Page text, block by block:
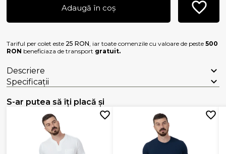
Adaugă în coș
Tariful per colet este 25 RON, iar toate comenzile cu valoare de peste500
RON beneficiaza de transport gratuit.
Descriere
Specificații
S-ar putea să îți placă și